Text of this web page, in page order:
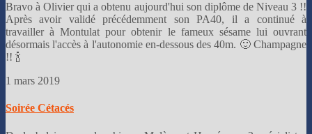
Bravo à Olivier qui a obtenu aujourd'hui son diplôme de Niveau 3 !!
Après avoir validé précédemment son PA40, il a continué à
travailler à Montulat pour obtenir le fameux sésame lui ouvrant
désormais l'accès à l'autonomie en-dessous des 40m. 🙂 Champagne
!! 🍾
1 mars 2019
Soirée Cétacés